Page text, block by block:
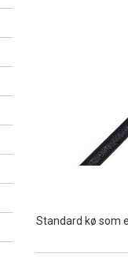
Standard kø som